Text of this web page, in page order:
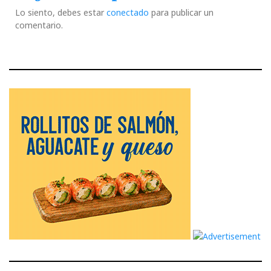
Lo siento, debes estar conectado para publicar un
comentario.